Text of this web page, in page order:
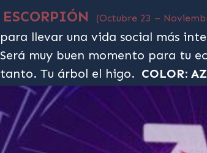
ESCORPIÓN (Octubre 23 –
para llevar una vida social más
Será muy buen momento para tu
tanto. Tu árbol el higo. COLOR: